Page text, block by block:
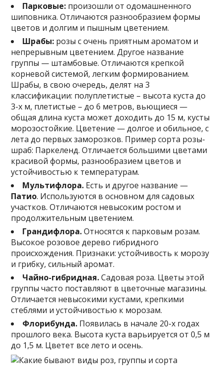
Парковые: произошли от одомашненного
шиповника. Отличаются разнообразием формы
цветов и долгим и пышным цветением.
Шрабы: розы с очень приятным ароматом и
непрерывным цветением. Другое название
группы — штамбовые. Отличаются крепкой
корневой системой, легким формированием.
Шрабы, в свою очередь, делят на 3
классификации: полуплетистые – высота куста до
3-х м, плетистые – до 6 метров, вьющиеся —
общая длина куста может доходить до 15 м, кусты
морозостойкие. Цветение — долгое и обильное, с
лета до первых заморозков. Пример сорта розы-
шраб: Паркеленд. Отличается большими цветами
красивой формы, разнообразием цветов и
устойчивостью к температурам.
Мультифлора. Есть и другое название —
Патио. Используются в основном для садовых
участков. Отличаются невысоким ростом и
продолжительным цветением.
Грандифлора.Относятся к парковым розам.
Высокое розовое дерево гибридного
происхождения. Признаки: устойчивость к морозу
и грибку, сильный аромат.
Чайно-гибридная.Садовая роза. Цветы этой
группы часто поставляют в цветочные магазины.
Отличается невысокими кустами, крепкими
стеблями и устойчивостью к морозам.
Флорибунда. Появилась в начале 20-х годах
прошлого века. Высота куста варьируется от 0,5 м
до 1,5 м. Цветет все лето и осень.